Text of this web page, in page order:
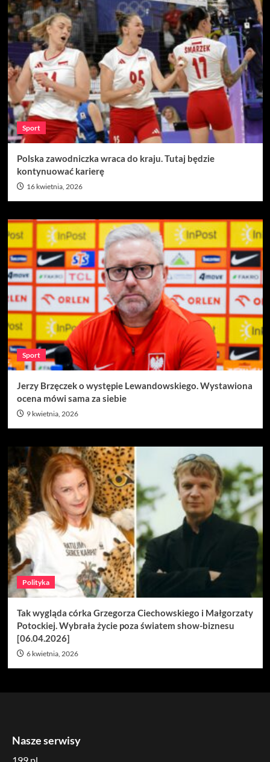
Sport
Polska zawodniczka wraca do kraju. Tutaj będzie
kontynuować karierę
16 kwietnia, 2026
Sport
Jerzy Brzęczek o występie Lewandowskiego. Wystawiona
ocena mówi sama za siebie
9 kwietnia, 2026
Polityka
Tak wygląda córka Grzegorza Ciechowskiego i Małgorzaty
Potockiej. Wybrała życie poza światem show-biznesu
[06.04.2026]
6 kwietnia, 2026
Nasze serwisy
199.pl